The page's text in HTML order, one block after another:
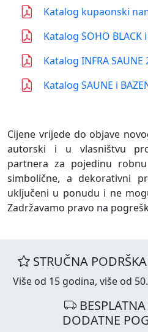
Katalog kupaonski
Katalog SOHO BLACK
Katalog INFRA SAUNE
Katalog SAUNE i
Cijene vrijede do objave
autorski i u vlasništvu
partnera za pojedinu
simbolične, a dekorativni
uključeni u ponudu i ne
Zadržavamo pravo na
STRUČNA
Više od 15 godina, više od
DODATNE